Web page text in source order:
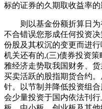
标的证券的久期取收益率的
则以基金份额折算日为
不合错误您形成任何投资
份股及其权沉的变更而进
机关还有的,(三)债券投资
雅经济走势取我国财务、
买卖活跃的股指期货合约
针。以节制并降低投资组
会少量投资于国内依法刊